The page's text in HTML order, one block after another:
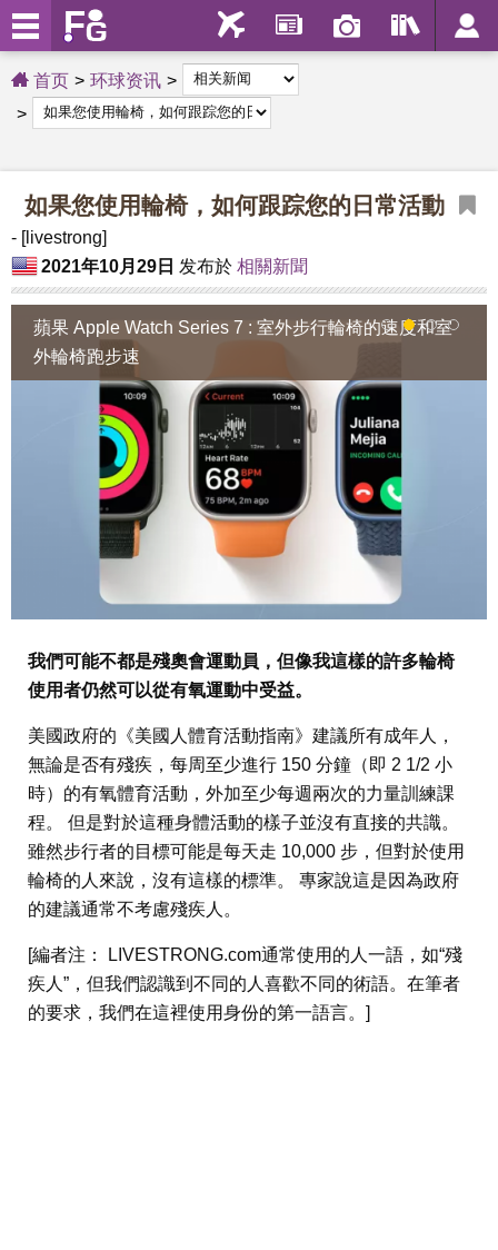
首页 环球资讯
如果您使用輪椅，如何跟踪您的日常活動
- [livestrong]
2021年10月29日 发布於 相關新聞
蘋果 Apple Watch Series 7 : 室外步行輪椅的速度和室
外輪椅跑步速
1 2 3 4
我們可能不都是殘奧會運動員，但像我這樣的許多輪椅
使用者仍然可以從有氧運動中受益。
美國政府的《美國人體育活動指南》建議所有成年人，
無論是否有殘疾，每周至少進行 150 分鐘（即 2 1/2 小
時）的有氧體育活動，外加至少每週兩次的力量訓練課
程。 但是對於這種身體活動的樣子並沒有直接的共識。
雖然步行者的目標可能是每天走 10,000 步，但對於使用
輪椅的人來說，沒有這樣的標準。 專家說這是因為政府
的建議通常不考慮殘疾人。
[編者注： LIVESTRONG.com通常使用的人一語，如“殘
疾人”，但我們認識到不同的人喜歡不同的術語。在筆者
的要求，我們在這裡使用身份的第一語言。]